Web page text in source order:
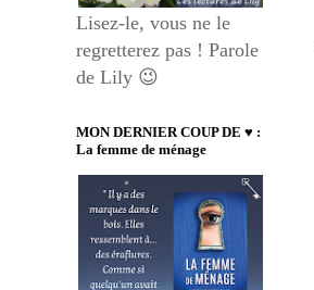
Lisez-le, vous ne le
regretterez pas ! Parole
de Lily 😉
MON DERNIER COUP DE ♥ :
La femme de ménage